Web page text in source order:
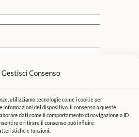
Gestisci Consenso
utilizziamo tecnologie come i cookie per
informazioni del dispositivo. Il consenso a queste
dati come il comportamento di navigazione o ID
o ritirare il consenso può influire
e funzioni.
nome, email e sito web in